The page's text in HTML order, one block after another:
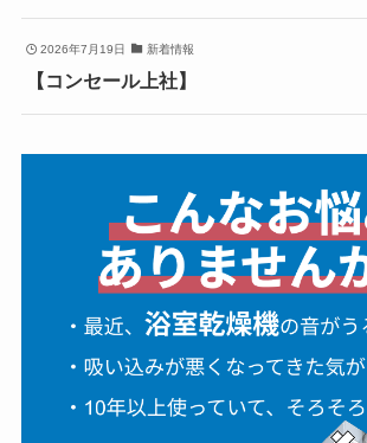
2026年7月19日 新着情報
【コンセール上社】